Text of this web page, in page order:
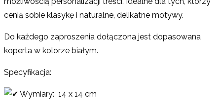
cenią sobie klasykę i naturalne, delikatne motywy.
Do każdego zaproszenia dołączona jest dopasowana
koperta w kolorze białym.
Specyfikacja:
Wymiary: 14 x 14 cm